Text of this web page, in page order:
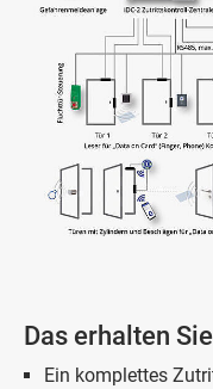
Das erhalten
Ein komplettes